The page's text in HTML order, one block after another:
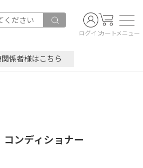
ログインカートメニュー
係者様はこちら
ンディショナー